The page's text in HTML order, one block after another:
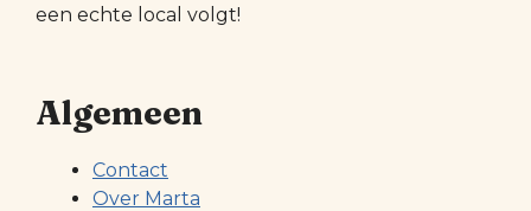
een echte local volgt!
Algemeen
Contact
Over Marta